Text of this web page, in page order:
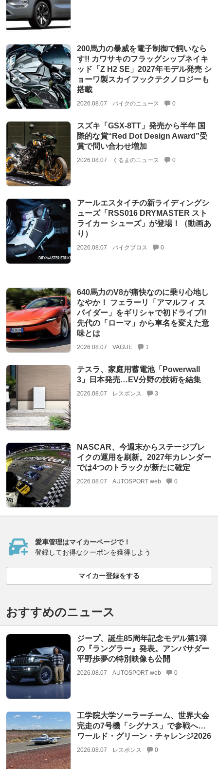
200馬力の暴威を電子制御で飼いなら
す!! カワサキのフラッグシップネイキ
ッド「Z H2 SE」2027年モデル発売 シ
ョーワ製スカイフックテクノロジーも
搭載
2026.08.07 バイクのニュース 0
スズキ「GSX-8TT」発売から半年 国
際的な賞“Red Dot Design Award”受
賞で問い合わせ増加
2026.08.07 くるまのニュース 0
アールエスタイチの新ライディングシ
ューズ「RSS016 DRYMASTER スト
ライカー シューズ」が登場！（動画あ
り）
2026.08.07 バイクブロス 0
640馬力のV8が痛快なのに乗り心地し
なやか！ フェラーリ「アマルフィ ス
パイダー」をギリシャで初ドライブ!!
先代の「ローマ」から車名を変えた意
味とは
2026.08.07 VAGUE 1
テスラ、家庭用蓄電池「Powerwall
3」日本発売…EV分野の技術を結集
2026.08.07 レスポンス 3
NASCAR、今週末からステージブレ
イクの運用を刷新。2027年カレンダー
では4つのトラックが新たに確定
2026.08.07 AUTOSPORT web 0
愛車管理はマイカーページで！
登録してお得なクーポンを獲得しよう
マイカー登録をする
おすすめのニュース
ジープ、誕生85周年記念モデル第1弾
の『ラングラー』発表。アンバサダー
平野歩夢の特別映像も公開
2026.08.07 AUTOSPORT web 0
工学院大学ソーラーチーム、世界大会
完走の7号機「シグナス」で参戦へ…
ワールド・グリーン・チャレンジ2026
2026.08.07 レスポンス 0